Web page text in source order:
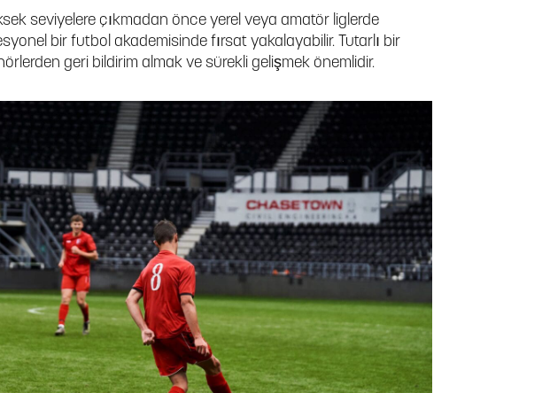
seviyelere çıkmadan önce yerel veya amatör liglerde
bir futbol akademisinde fırsat yakalayabilir. Tutarlı bir
geri bildirim almak ve sürekli gelişmek önemlidir.